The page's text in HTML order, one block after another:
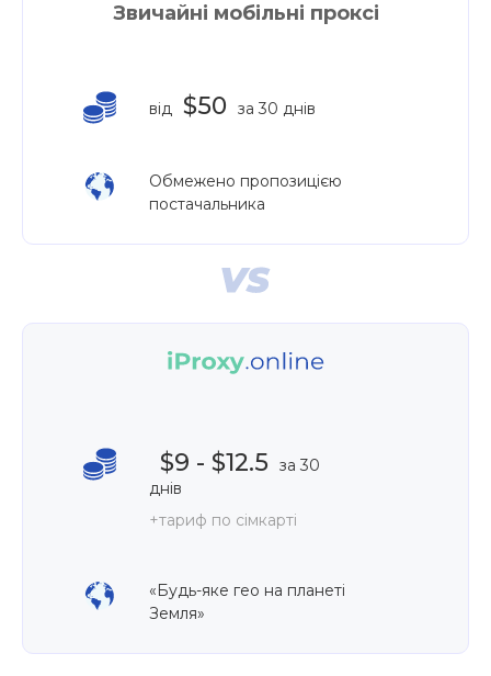
Звичайні мобільні проксі
від $50 за 30 днів
Обмежено пропозицією
постачальника
$9 - $12.5
за 30
днів
+тариф по сімкарті
«Будь-яке гео на планеті
Земля»